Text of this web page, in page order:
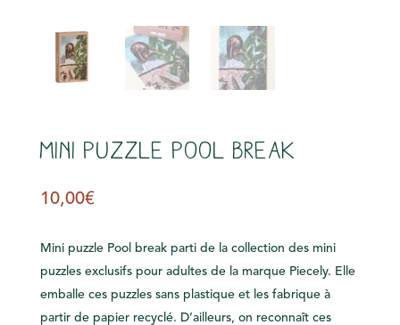
Mini puzzle Pool break
10,00€
Mini puzzle Pool break parti de la collection des mini
puzzles exclusifs pour adultes de la marque Piecely. Elle
emballe ces puzzles sans plastique et les fabrique à
partir de papier recyclé. D’ailleurs, on reconnaît ces